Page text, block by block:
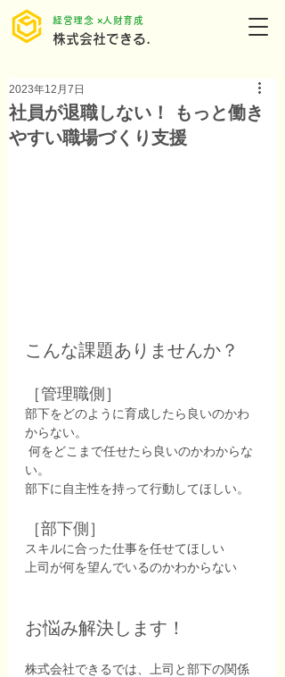
株式会社できる.
​経営理念 ×人財育成
社員が退職しない！ もっと働き
やすい職場づくり支援
2023年12月7日
こんな課題ありませんか？
［管理職側］
部下をどのように育成したら良いのかわ
からない。
い。
部下に自主性を持って行動してほしい。
［部下側］
スキルに合った仕事を任せてほしい
上司が何を望んでいるのかわからない
お悩み解決します！
株式会社できるでは、上司と部下の関係